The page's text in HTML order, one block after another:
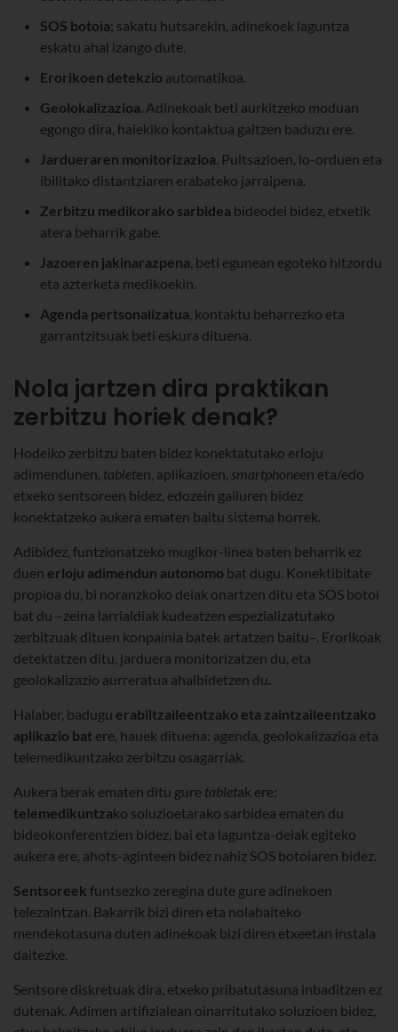
SOS botoia; sakatu hutsarekin, adinekoek laguntza
eskatu ahal izango dute.
Erorikoen detekzio automatikoa.
Geolokalizazioa. Adinekoak beti aurkitzeko moduan
egongo dira, haiekiko kontaktua galtzen baduzu ere.
Jardueraren monitorizazioa. Pultsazioen, lo-orduen eta
ibilitako distantziaren erabateko jarraipena.
Zerbitzu medikorako sarbidea bideodei bidez, etxetik
atera beharrik gabe.
Jazoeren jakinarazpena, beti egunean egoteko hitzordu
eta azterketa medikoekin.
Agenda pertsonalizatua, kontaktu beharrezko eta
garrantzitsuak beti eskura dituena.
Nola jartzen dira praktikan
zerbitzu horiek denak?
Hodeiko zerbitzu baten bidez konektatutako erloju
adimendunen, tableten, aplikazioen, smartphoneen eta/edo
etxeko sentsoreen bidez, edozein gailuren bidez
konektatzeko aukera ematen baitu sistema horrek.
Adibidez, funtzionatzeko mugikor-linea baten beharrik ez
duen erloju adimendun autonomo bat dugu. Konektibitate
propioa du, bi noranzkoko deiak onartzen ditu eta SOS botoi
bat du –zeina larrialdiak kudeatzen espezializatutako
zerbitzuak dituen konpainia batek artatzen baitu–. Erorikoak
detektatzen ditu, jarduera monitorizatzen du, eta
geolokalizazio aurreratua ahalbidetzen du.
Halaber, badugu erabiltzaileentzako eta zaintzaileentzako
aplikazio bat ere, hauek dituena: agenda, geolokalizazioa eta
telemedikuntzako zerbitzu osagarriak.
Aukera berak ematen ditu gure tabletak ere:
telemedikuntzako soluzioetarako sarbidea ematen du
bideokonferentzien bidez, bai eta laguntza-deiak egiteko
aukera ere, ahots-aginteen bidez nahiz SOS botoiaren bidez.
Sentsoreek funtsezko zeregina dute gure adinekoen
telezaintzan. Bakarrik bizi diren eta nolabaiteko
mendekotasuna duten adinekoak bizi diren etxeetan instala
daitezke.
Sentsore diskretuak dira, etxeko pribatutasuna inbaditzen ez
dutenak. Adimen artifizialean oinarritutako soluzioen bidez,